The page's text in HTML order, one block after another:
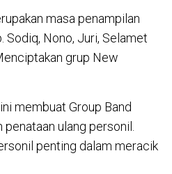
masa penampilan
Sodiq, Nono, Juri, Selamet
grup New
membuat Group Band
ulang personil.
penting dalam meracik